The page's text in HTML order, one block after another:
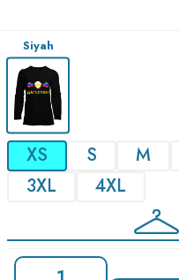
Siyah
XS S M
3XL
4XL